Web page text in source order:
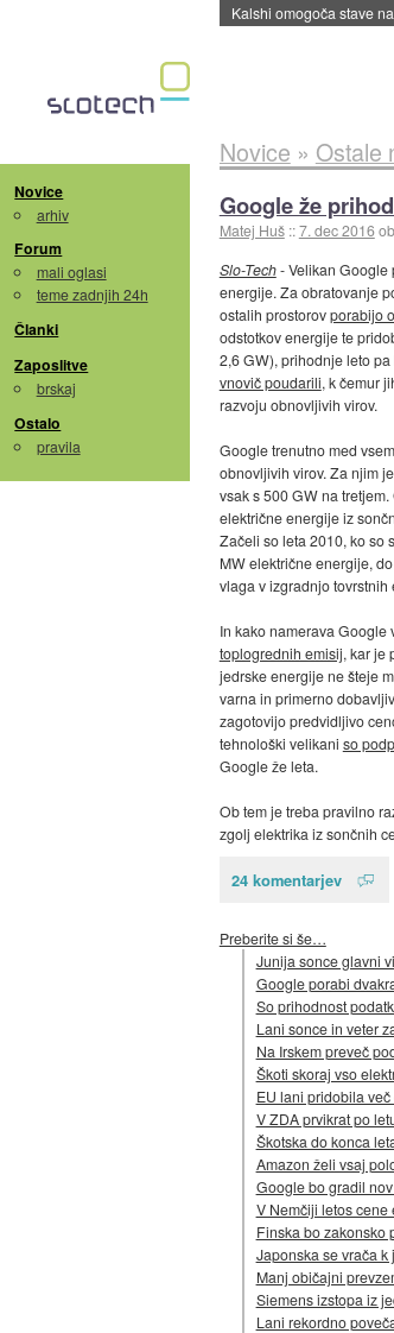
Sandisk že prodal več
Novice
arhiv
Forum
mali oglasi
teme zadnjih 24h
Članki
Zaposlitve
brskaj
Ostalo
pravila
Novice » Ostale
Google že
Matej Huš ::7. dec 2016
Slo-Tech- Velikan Google
energije. Za obratovanje
ostalih prostorovporabijo
odstotkov energije te
2,6 GW), prihodnje leto
vnovič poudarili, k čemur
razvoju obnovljivih virov.
Google trenutno med
obnovljivih virov. Za njim
vsak s 500 GW na
električne energije iz
Začeli so leta 2010, ko so
MW električne energije,
vlaga v izgradnjo
In kako namerava
toplogrednih emisij, kar je
jedrske energije ne šteje
varna in primerno
zagotovijo predvidljivo
tehnološki velikani so
Google že leta.
Ob tem je treba pravilno
zgolj elektrika iz sončnih
24 komentarjev
Preberite si še…
Junija sonce glavni
Google porabi
So prihodnost
Lani sonce in veter
Na Irskem preveč
Škoti skoraj vso
EU lani pridobila
V ZDA prvikrat po
Škotska do konca
Amazon želi vsaj
Google bo gradil
V Nemčiji letos cene
Finska bo zakonsko
Japonska se vrača k
Manj običajni
Siemens izstopa iz
Lani rekordno